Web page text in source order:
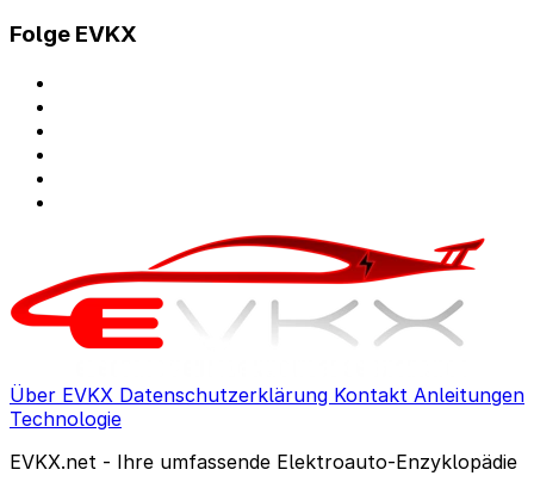
Folge EVKX
Über EVKX Datenschutzerklärung Kontakt Anleitungen
Technologie
EVKX.net - Ihre umfassende Elektroauto-Enzyklopädie